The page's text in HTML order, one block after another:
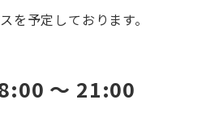
を予定しております。
～ 21:00